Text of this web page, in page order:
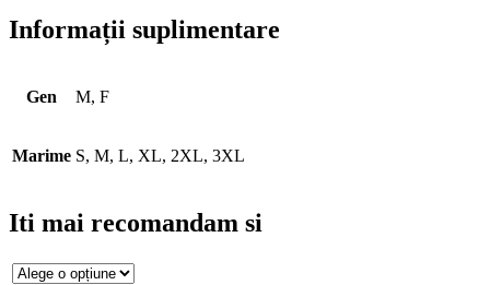
Informații suplimentare
Gen M, F
Marime S, M, L, XL, 2XL, 3XL
Iti mai recomandam si